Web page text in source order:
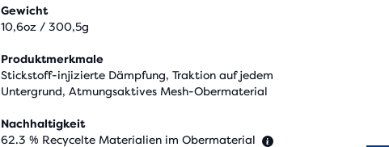
Gewicht
10,6oz / 300,5g
Produktmerkmale
Stickstoff-injizierte Dämpfung, Traktion auf jedem
Untergrund, Atmungsaktives Mesh-Obermaterial
Nachhaltigkeit
62.3 % Recycelte Materialien im Obermaterial